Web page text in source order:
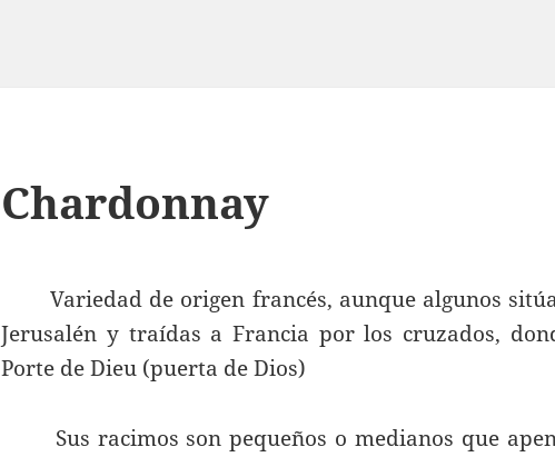
Chardonnay
Variedad de origen francés, aunque algunos
Jerusalén y traídas a Francia por los cruzados,
Porte de Dieu (puerta de Dios)
Sus racimos son pequeños o medianos que